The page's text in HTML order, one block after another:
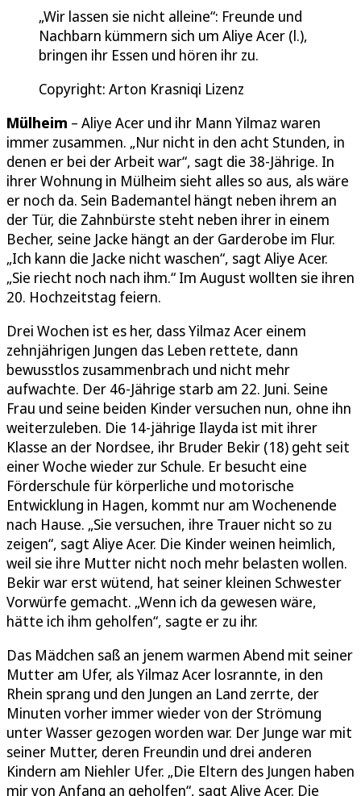
„Wir lassen sie nicht alleine“: Freunde und
Nachbarn kümmern sich um Aliye Acer (l.),
bringen ihr Essen und hören ihr zu.
Copyright: Arton Krasniqi Lizenz
Mülheim – Aliye Acer und ihr Mann Yilmaz waren
immer zusammen. „Nur nicht in den acht Stunden, in
denen er bei der Arbeit war“, sagt die 38-Jährige. In
ihrer Wohnung in Mülheim sieht alles so aus, als wäre
er noch da. Sein Bademantel hängt neben ihrem an
der Tür, die Zahnbürste steht neben ihrer in einem
Becher, seine Jacke hängt an der Garderobe im Flur.
„Ich kann die Jacke nicht waschen“, sagt Aliye Acer.
„Sie riecht noch nach ihm.“ Im August wollten sie ihren
20. Hochzeitstag feiern.
Drei Wochen ist es her, dass Yilmaz Acer einem
zehnjährigen Jungen das Leben rettete, dann
bewusstlos zusammenbrach und nicht mehr
aufwachte. Der 46-Jährige starb am 22. Juni. Seine
Frau und seine beiden Kinder versuchen nun, ohne ihn
weiterzuleben. Die 14-jährige Ilayda ist mit ihrer
Klasse an der Nordsee, ihr Bruder Bekir (18) geht seit
einer Woche wieder zur Schule. Er besucht eine
Förderschule für körperliche und motorische
Entwicklung in Hagen, kommt nur am Wochenende
nach Hause. „Sie versuchen, ihre Trauer nicht so zu
zeigen“, sagt Aliye Acer. Die Kinder weinen heimlich,
weil sie ihre Mutter nicht noch mehr belasten wollen.
Bekir war erst wütend, hat seiner kleinen Schwester
Vorwürfe gemacht. „Wenn ich da gewesen wäre,
hätte ich ihm geholfen“, sagte er zu ihr.
Das Mädchen saß an jenem warmen Abend mit seiner
Mutter am Ufer, als Yilmaz Acer losrannte, in den
Rhein sprang und den Jungen an Land zerrte, der
Minuten vorher immer wieder von der Strömung
unter Wasser gezogen worden war. Der Junge war mit
seiner Mutter, deren Freundin und drei anderen
Kindern am Niehler Ufer. „Die Eltern des Jungen haben
mir von Anfang an geholfen“, sagt Aliye Acer. Die